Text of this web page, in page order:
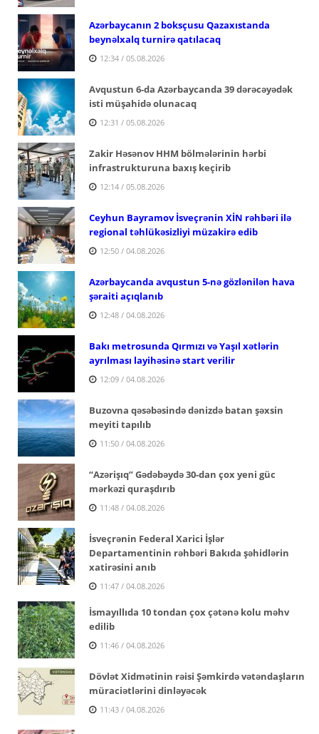
Azərbaycanın 2 boksçusu Qazaxıstanda
beynəlxalq turnirə qatılacaq
12:34 / 05.08.2026
Avqustun 6-da Azərbaycanda 39 dərəcəyədək
isti müşahidə olunacaq
12:31 / 05.08.2026
Zakir Həsənov HHM bölmələrinin hərbi
infrastrukturuna baxış keçirib
12:14 / 05.08.2026
Ceyhun Bayramov İsveçrənin XİN rəhbəri ilə
regional təhlükəsizliyi müzakirə edib
12:50 / 04.08.2026
Azərbaycanda avqustun 5-nə gözlənilən hava
şəraiti açıqlanıb
12:48 / 04.08.2026
Bakı metrosunda Qırmızı və Yaşıl xətlərin
ayrılması layihəsinə start verilir
12:09 / 04.08.2026
Buzovna qəsəbəsində dənizdə batan şəxsin
meyiti tapılıb
11:50 / 04.08.2026
“Azərişıq” Gədəbəydə 30-dan çox yeni güc
mərkəzi quraşdırıb
11:48 / 04.08.2026
İsveçrənin Federal Xarici İşlər
Departamentinin rəhbəri Bakıda şəhidlərin
xatirəsini anıb
11:47 / 04.08.2026
İsmayıllıda 10 tondan çox çətənə kolu məhv
edilib
11:46 / 04.08.2026
Dövlət Xidmətinin rəisi Şəmkirdə vətəndaşların
müraciətlərini dinləyəcək
11:43 / 04.08.2026